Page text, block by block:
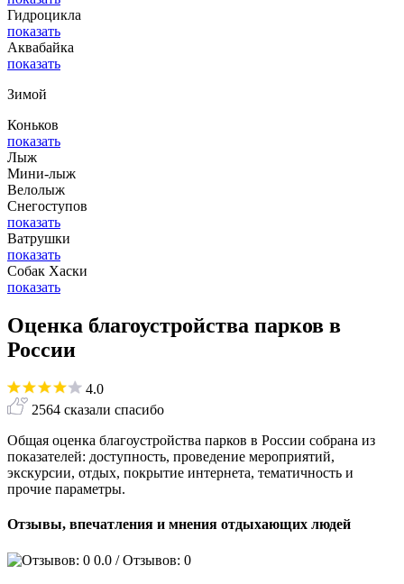
Гидроцикла
показать
Аквабайка
показать
Зимой
Коньков
показать
Лыж
Мини-лыж
Велолыж
Снегоступов
показать
Ватрушки
показать
Собак Хаски
показать
Оценка благоустройства парков в
России
4.0
2564 сказали спасибо
Общая оценка благоустройства парков в России собрана из
показателей: доступность, проведение мероприятий,
экскурсии, отдых, покрытие интернета, тематичность и
прочие параметры.
Отзывы, впечатления и мнения отдыхающих людей
0.0 / Отзывов: 0